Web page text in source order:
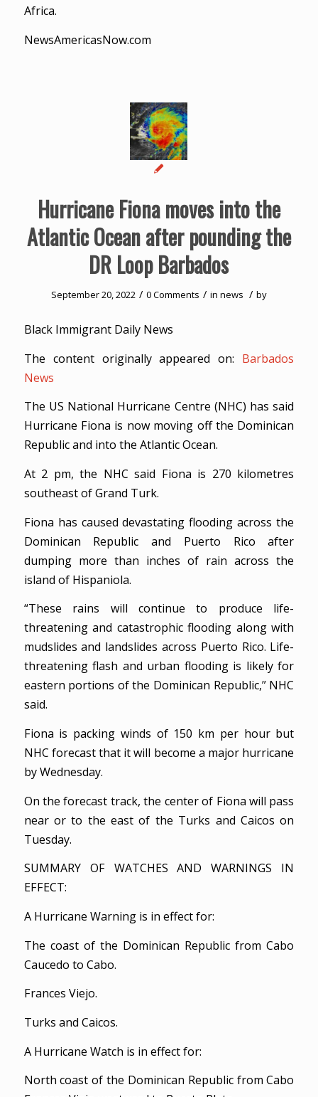
Africa.
NewsAmericasNow.com
Hurricane Fiona moves into the
Atlantic Ocean after pounding the
DR Loop Barbados
September 20, 2022 / 0 Comments / in news / by
Black Immigrant Daily News
The content originally appeared on: Barbados
News
The US National Hurricane Centre (NHC) has said
Hurricane Fiona is now moving off the Dominican
Republic and into the Atlantic Ocean.
At 2 pm, the NHC said Fiona is 270 kilometres
southeast of Grand Turk.
Fiona has caused devastating flooding across the
Dominican Republic and Puerto Rico after
dumping more than inches of rain across the
island of Hispaniola.
“These rains will continue to produce life-
threatening and catastrophic flooding along with
mudslides and landslides across Puerto Rico. Life-
threatening flash and urban flooding is likely for
eastern portions of the Dominican Republic,” NHC
said.
Fiona is packing winds of 150 km per hour but
NHC forecast that it will become a major hurricane
by Wednesday.
On the forecast track, the center of Fiona will pass
near or to the east of the Turks and Caicos on
Tuesday.
SUMMARY OF WATCHES AND WARNINGS IN
EFFECT:
A Hurricane Warning is in effect for:
The coast of the Dominican Republic from Cabo
Caucedo to Cabo.
Frances Viejo.
Turks and Caicos.
A Hurricane Watch is in effect for:
North coast of the Dominican Republic from Cabo